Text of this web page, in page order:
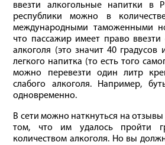
ввезти алкогольные напитки в
республики можно в
международными таможенными
что пассажир имеет право
алкоголя (это значит 40
легкого напитка (то есть того
можно перевезти один литр
слабого алкоголя. Например,
одновременно.
В сети можно наткнуться на
том, что им удалось пройти
количеством алкоголя. Но вы